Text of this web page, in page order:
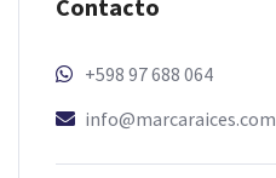
Contacto
+598 97 688 064
info@marcaraices.com